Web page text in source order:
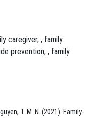
T. M. N. (2021). Family-
caregiver , family
prevention , family